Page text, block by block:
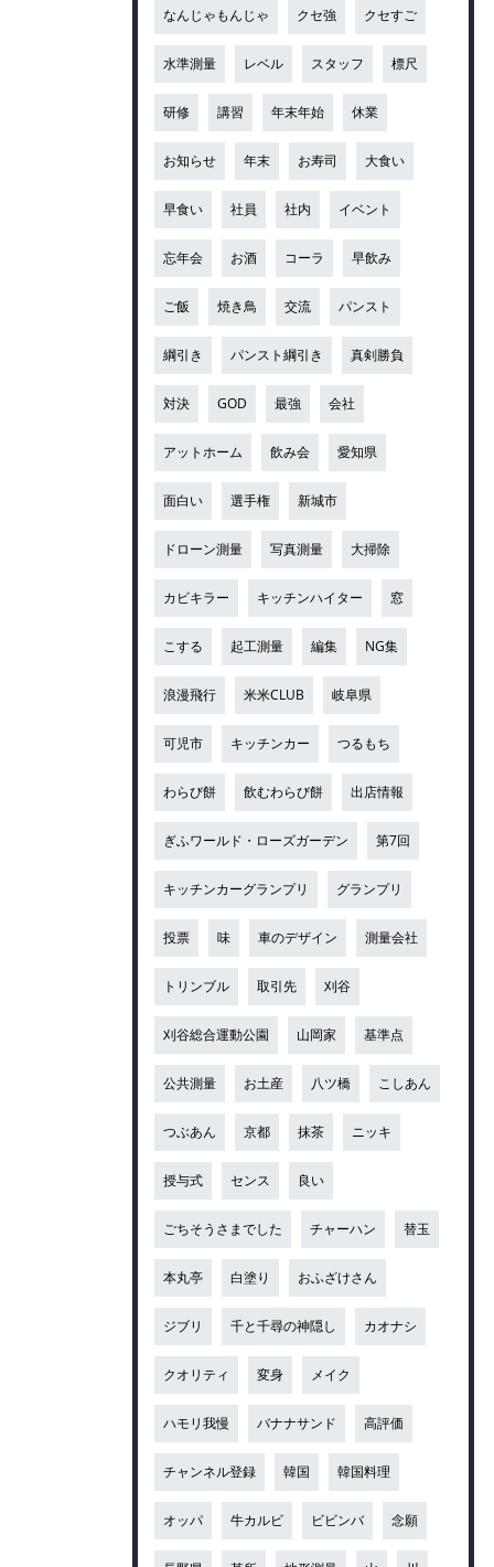
なんじゃもんじゃ クセ強 クセすご
水準測量 レベル スタッフ 標尺
研修 講習 年末年始 休業
お知らせ 年末 お寿司 大食い
早食い 社員 社内 イベント
忘年会 お酒 コーラ 早飲み
ご飯 焼き鳥 交流 パンスト
綱引き パンスト綱引き 真剣勝負
対決 GOD 最強 会社
アットホーム 飲み会 愛知県
面白い 選手権 新城市
ドローン測量 写真測量 大掃除
カビキラー キッチンハイター 窓
こする 起工測量 編集 NG集
浪漫飛行 米米CLUB 岐阜県
可児市 キッチンカー つるもち
わらび餅 飲むわらび餅 出店情報
ぎふワールド・ローズガーデン 第7回
キッチンカーグランプリ グランプリ
投票 味 車のデザイン 測量会社
トリンブル 取引先 刈谷
刈谷総合運動公園 山岡家 基準点
公共測量 お土産 八ツ橋 こしあん
つぶあん 京都 抹茶 ニッキ
授与式 センス 良い
ごちそうさまでした チャーハン 替玉
本丸亭 白塗り おふざけさん
ジブリ 千と千尋の神隠し カオナシ
クオリティ 変身 メイク
ハモリ我慢 バナナサンド 高評価
チャンネル登録 韓国 韓国料理
オッパ 牛カルビ ビビンバ 念願